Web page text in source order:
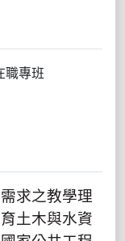
職專班
求之教學理
土木與水資